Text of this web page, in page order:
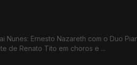
Pianístico, a
de Renato Tito em choros e ...